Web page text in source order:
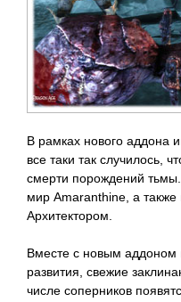
В рамках нового аддона
все таки так случилось,
смерти порождений
мир Amaranthine, а
Архитектором.
Вместе с новым аддоном
развития, свежие
числе соперников